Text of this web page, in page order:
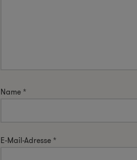
Name *
E-Mail-Adresse *